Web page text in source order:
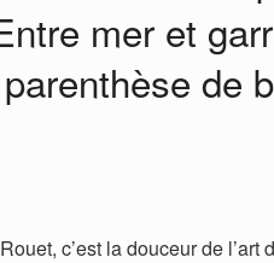
mer et
de
c’est la douceur de l’art